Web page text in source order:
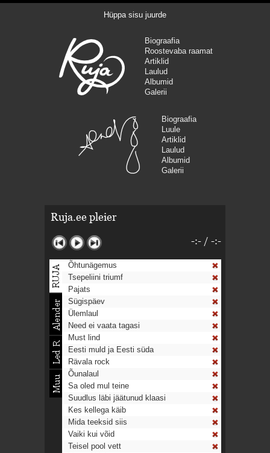
Hüppa sisu juurde
Biograafia
Roostevaba raamat
Artiklid
Laulud
Albumid
Galerii
Biograafia
Luule
Artiklid
Laulud
Albumid
Galerii
Ruja.ee pleier
-:- / -:-
Õhtunägemus
Tsepeliini triumf
Pajats
Sügispäev
Ülemlaul
Need ei vaata tagasi
Must lind
Eesti muld ja Eesti süda
Rävala rock
Õunalaul
Sa oled mul teine
Suudlus läbi jäätunud klaasi
Kes kellega käib
Mida teeksid siis
Vaiki kui võid
Teisel pool vett